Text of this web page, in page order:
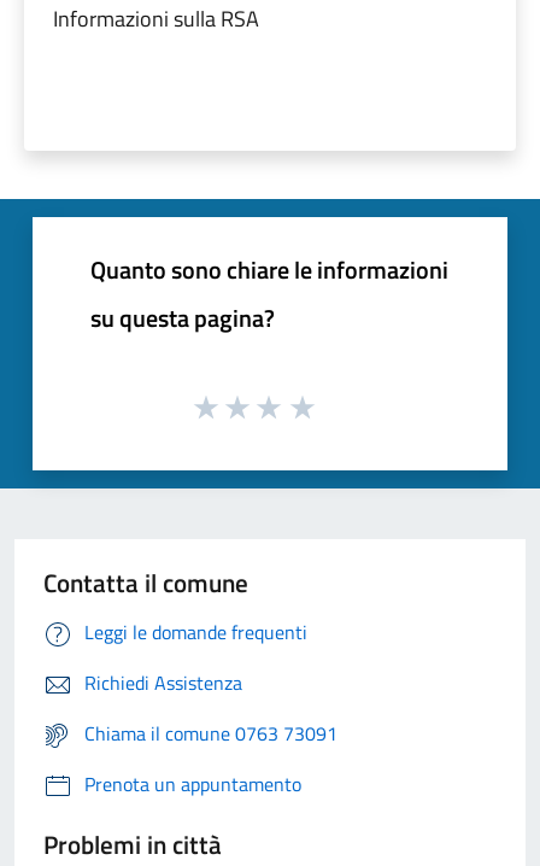
Informazioni sulla RSA
Quanto sono chiare le informazioni
su questa pagina?
Contatta il comune
Leggi le domande frequenti
Richiedi Assistenza
Chiama il comune 0763 73091
Prenota un appuntamento
Problemi in città